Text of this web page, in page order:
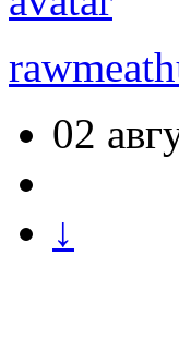
02
↓